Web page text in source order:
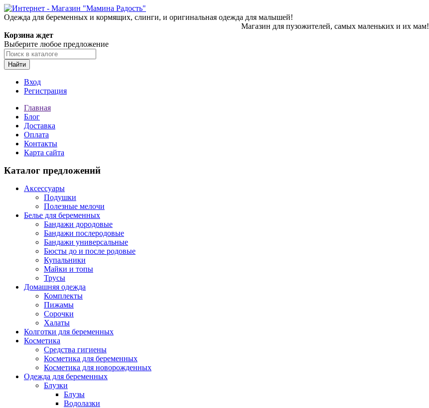
Одежда для беременных и кормящих, слинги, и оригинальная одежда для малышей!
Магазин для пузожителей, самых маленьких и их мам!
Корзина ждет
Выберите любое предложение
Найти
Вход
Регистрация
Главная
Блог
Доставка
Оплата
Контакты
Карта сайта
Каталог предложений
Аксессуары
Подушки
Полезные мелочи
Белье для беременных
Бандажи дородовые
Бандажи послеродовые
Бандажи универсальные
Бюсты до и после родовые
Купальники
Майки и топы
Трусы
Домашняя одежда
Комплекты
Пижамы
Сорочки
Халаты
Колготки для беременных
Косметика
Cредства гигиены
Косметика для беременных
Косметика для новорожденных
Одежда для беременных
Блузки
Блузы
Водолазки